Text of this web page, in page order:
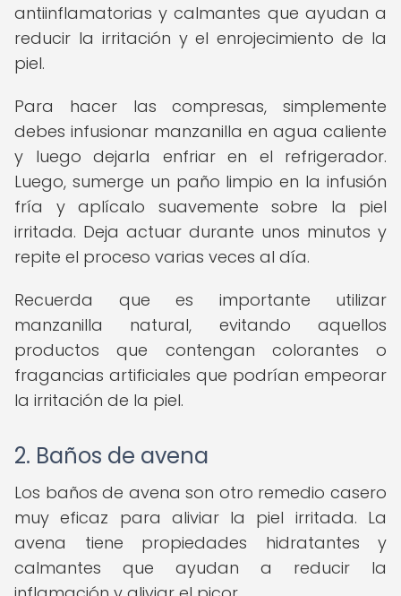
antiinflamatorias y calmantes que ayudan a
reducir la irritación y el enrojecimiento de la
piel.
Para hacer las compresas, simplemente
debes infusionar manzanilla en agua caliente
y luego dejarla enfriar en el refrigerador.
Luego, sumerge un paño limpio en la infusión
fría y aplícalo suavemente sobre la piel
irritada. Deja actuar durante unos minutos y
repite el proceso varias veces al día.
Recuerda que es importante utilizar
manzanilla natural, evitando aquellos
productos que contengan colorantes o
fragancias artificiales que podrían empeorar
la irritación de la piel.
2. Baños de avena
Los baños de avena son otro remedio casero
muy eficaz para aliviar la piel irritada. La
avena tiene propiedades hidratantes y
calmantes que ayudan a reducir la